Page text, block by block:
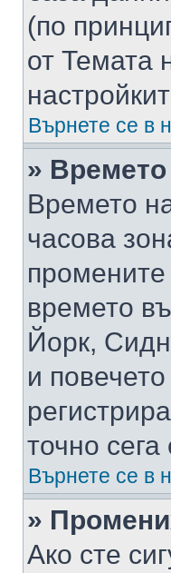
(по
от Темата
Върнете се в
»
Времето
часова
промените
времето
Йорк,
и
точно
Върнете се в
»
Ако сте